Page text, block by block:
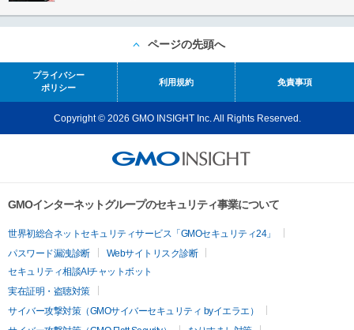
ページの先頭へ
プライバシー
ポリシー
利用規約 免責事項
Copyright © 2026 GMO INSIGHT Inc. All Rights Reserved.
GMOインターネットグループのセキュリティ事業について
世界初総合ネットセキュリティサービス「GMOセキュリティ24」
パスワード漏洩診断
Webサイトリスク診断
セキュリティ相談AIチャットボット
実在証明・盗聴対策
サイバー攻撃対策（GMOサイバーセキュリティ byイエラエ）